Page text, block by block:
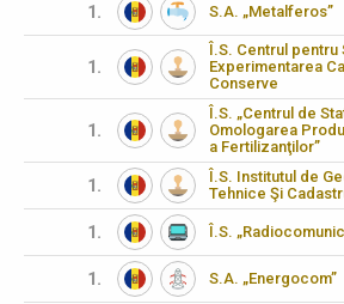
1. S.A. „Metalferos”
1.
Î.S. Centrul
Experimentarea
Conserve
1.
Î.S. „Centrul de
Omologarea
a Fertilizanţilor”
1.
Î.S. Institutul de
Tehnice Şi
1. Î.S.
1. S.A. „Energocom”